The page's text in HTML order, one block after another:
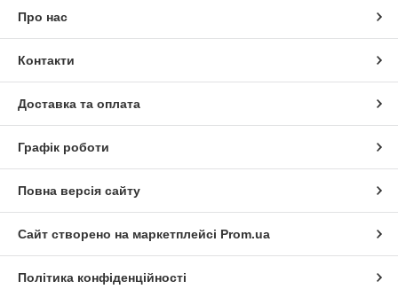
Про нас
Контакти
Доставка та оплата
Графік роботи
Повна версія сайту
Сайт створено на маркетплейсі Prom.ua
Політика конфіденційності